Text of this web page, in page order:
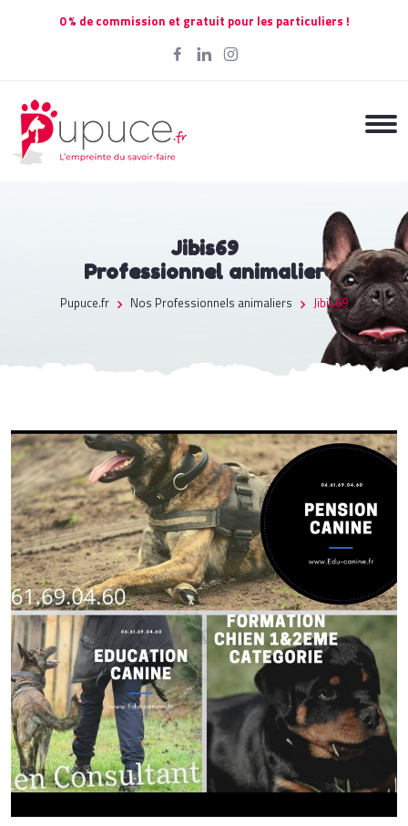
0 % de commission et gratuit pour les particuliers !
Jibis69
Professionnel animalier
Pupuce.fr Nos Professionnels animaliers Jibis69